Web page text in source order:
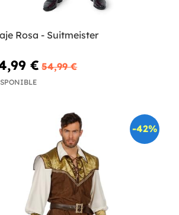
Rosa - Suitmeister
€ 54,99 €
-42%